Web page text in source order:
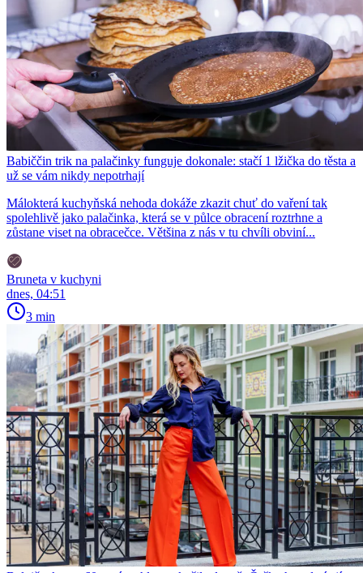
Babiččin trik na palačinky funguje dokonale: stačí 1 lžička do těsta a
už se vám nikdy nepotrhají
Málokterá kuchyňská nehoda dokáže zkazit chuť do vaření tak
spolehlivě jako palačinka, která se v půlce obracení roztrhne a
zůstane viset na obracečce. Většina z nás v tu chvíli obviní...
Bruneta v kuchyni
dnes, 04:51
3 min